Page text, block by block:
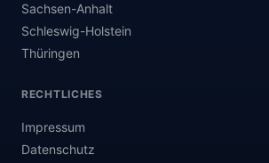
Sachsen-Anhalt
Schleswig-Holstein
Thüringen
RECHTLICHES
Impressum
Datenschutz